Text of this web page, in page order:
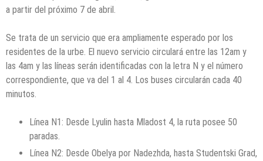
a partir del próximo 7 de abril.
Se trata de un servicio que era ampliamente esperado por los
residentes de la urbe. El nuevo servicio circulará entre las 12am y
las 4am y las líneas serán identificadas con la letra N y el número
correspondiente, que va del 1 al 4. Los buses circularán cada 40
minutos.
Línea N1: Desde Lyulin hasta Mladost 4, la ruta posee 50
paradas.
Línea N2: Desde Obelya por Nadezhda, hasta Studentski Grad,